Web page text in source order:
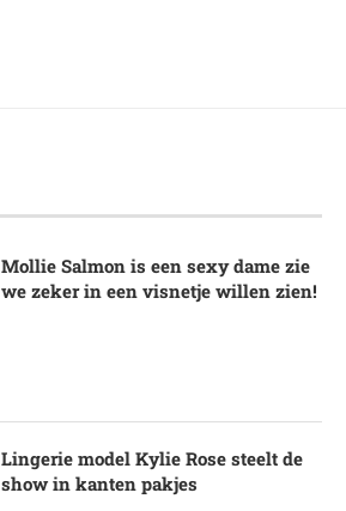
Mollie Salmon is een sexy dame zie
we zeker in een visnetje willen zien!
Lingerie model Kylie Rose steelt de
show in kanten pakjes